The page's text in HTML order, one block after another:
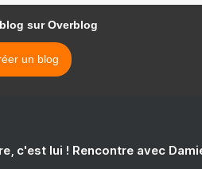
sur Overblog
un blog
c'est lui ! Rencontre avec